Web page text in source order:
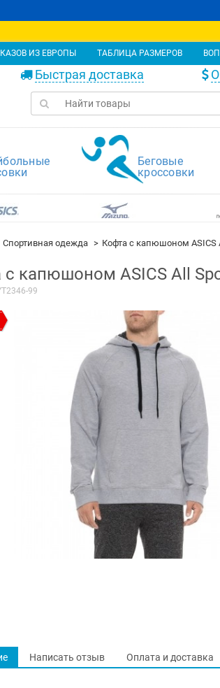
ИЗ ЕВРОПЫ ТАБЛИЦА РАЗМЕРОВ
Быстрая доставка
Беговые
кроссовки
Спортивная одежда Кофта с капюшоном ASICS
капюшоном ASICS All
99
Написать отзыв Оплата и доставка